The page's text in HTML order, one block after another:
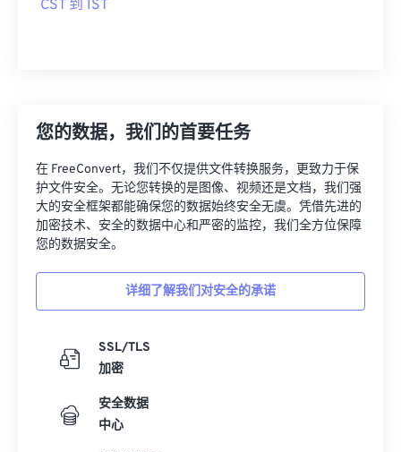
CST 到 IST
您的数据，我们的首要任务
在 FreeConvert，我们不仅提供文件转换服务，更致力于保
护文件安全。无论您转换的是图像、视频还是文档，我们强
大的安全框架都能确保您的数据始终安全无虞。凭借先进的
加密技术、安全的数据中心和严密的监控，我们全方位保障
您的数据安全。
详细了解我们对安全的承诺
SSL/TLS
加密
安全数据
中心